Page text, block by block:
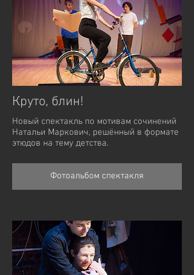
Круто, блин!
Новый спектакль по мотивам сочинений
Натальи Маркович, решённый в формате
этюдов на тему детства.
Фотоальбом спектакля